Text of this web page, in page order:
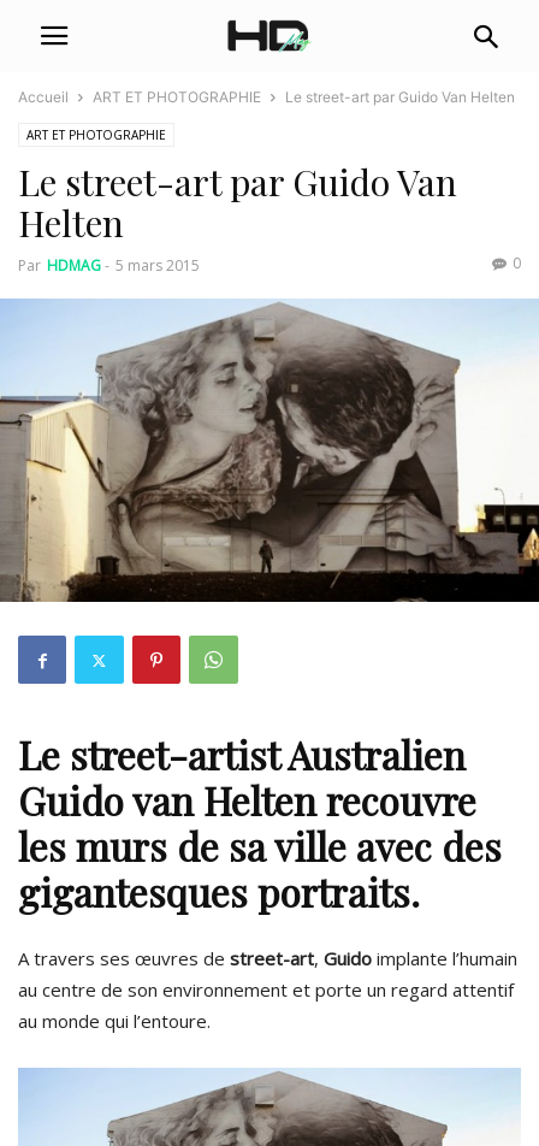
Accueil ART ET PHOTOGRAPHIE Le street-art par Guido Van Helten
ART ET PHOTOGRAPHIE
Le street-art par Guido Van
Helten
Par HDMAG- 5 mars 2015 0
Le street-artistAustralien
Guido van Helten recouvre
les murs de sa ville avec des
gigantesques portraits.
A travers ses œuvres de street-art, Guido implante l’humain
au centre de son environnement et porte un regard attentif
au monde qui l’entoure.